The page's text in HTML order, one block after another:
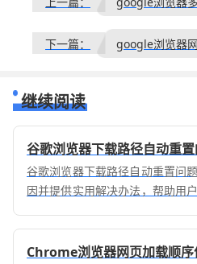
下一篇：
继续阅读
谷歌浏览器下载路径自动重
谷歌浏览器下载路径自动重置问
因并提供实用解决办法，帮助用
Chrome浏览器网页加载顺序